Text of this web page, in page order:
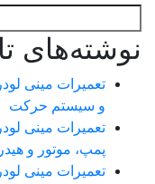
تازه
تعمیرات مینی لودر
و سیستم حرکت
تعمیرات مینی لودر
پمپ، موتور و هیدرولیک
تعمیرات مینی لودر